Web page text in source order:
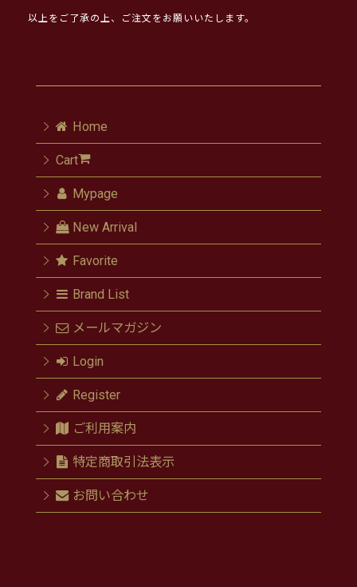
以上をご了承の上、ご注文をお願いいたします。
Home
Cart
Mypage
New Arrival
Favorite
Brand List
メールマガジン
Login
Register
ご利用案内
特定商取引法表示
お問い合わせ